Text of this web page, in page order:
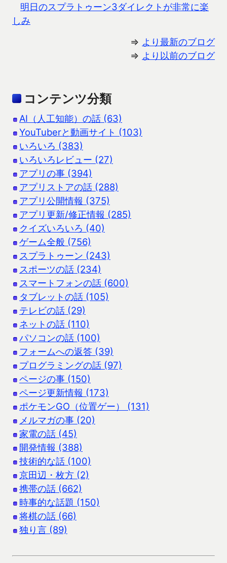
明日のスプラトゥーン3ダイレクトが非常に楽
しみ
⇒ より最新のブログ
⇒ より以前のブログ
コンテンツ分類
AI（人工知能）の話 (63)
YouTuberと動画サイト (103)
いろいろ (383)
いろいろレビュー (27)
アプリの事 (394)
アプリストアの話 (288)
アプリ公開情報 (375)
アプリ更新/修正情報 (285)
クイズいろいろ (40)
ゲーム全般 (756)
スプラトゥーン (243)
スポーツの話 (234)
スマートフォンの話 (600)
タブレットの話 (105)
テレビの話 (29)
ネットの話 (110)
パソコンの話 (100)
フォームへの返答 (39)
プログラミングの話 (97)
ページの事 (150)
ページ更新情報 (173)
ポケモンGO（位置ゲー） (131)
メルマガの事 (20)
家電の話 (45)
開発情報 (388)
技術的な話 (100)
京田辺・枚方 (2)
携帯の話 (662)
時事的な話題 (150)
将棋の話 (66)
独り言 (89)